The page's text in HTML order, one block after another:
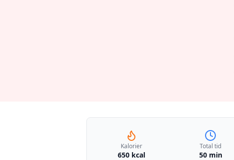
Kalorier
650 kcal
Total tid
50 min